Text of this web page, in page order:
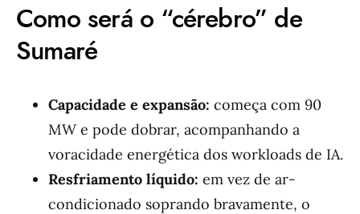
Como será o “cérebro” de
Sumaré
Capacidade e expansão: começa com 90
MW e pode dobrar, acompanhando a
voracidade energética dos workloads de IA.
Resfriamento líquido: em vez de ar-
condicionado soprando bravamente, o